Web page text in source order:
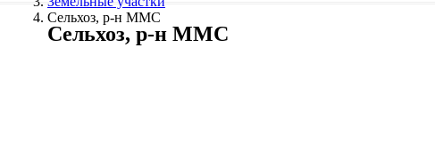
Сельхоз, р-н ММС
Сельхоз, р-н ММС